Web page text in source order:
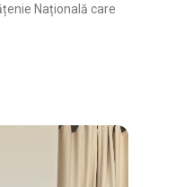
Națională care